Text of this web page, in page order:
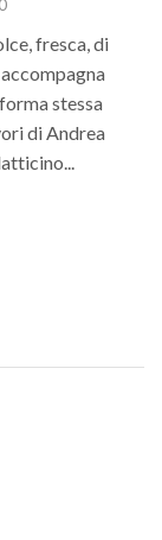
fresca, di
stessa
di Andrea